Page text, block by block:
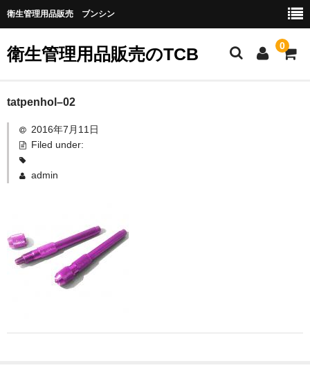
衛生管理用品販売 ブンシン
衛生管理用品販売のTCB 0
お勧め商品
医薬品
グローブなど
作業場所の衛生管理
消毒薬・用品
tatpenhol–02
2016年7月11日
Filed under:
admin